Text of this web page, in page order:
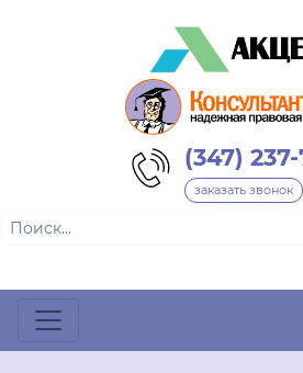
(347)
заказать звонок